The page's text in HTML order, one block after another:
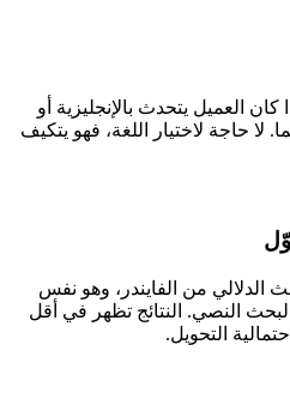
كان العميل يتحدث بالإنجليزية أو
لا حاجة لاختيار اللغة، فهو يتكيف
الدلالي من الفايندر، وهو نفس
النصي. النتائج تظهر في أقل
التحويل.